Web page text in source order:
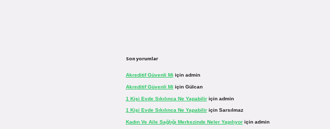
Son yorumlar
Akreditif Güvenli Mi için admin
Akreditif Güvenli Mi için Gülcan
1 Kişi Evde Sıkılınca Ne Yapabiliriçin admin
1 Kişi Evde Sıkılınca Ne Yapabiliriçin Sarsılmaz
Kadın Ve Aile Sağlığı Merkezinde Neler Yapılıyoriçin admin